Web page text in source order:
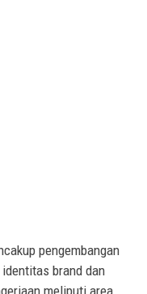
pengembangan
brand dan
meliputi area